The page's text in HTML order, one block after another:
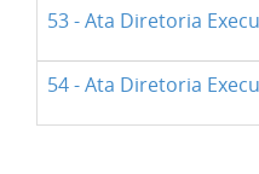
53 - Ata Diretoria
54 - Ata Diretoria